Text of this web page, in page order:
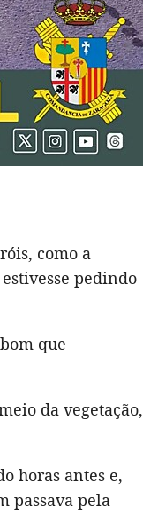
como a
pedindo
que
da vegetação,
horas antes e,
passava pela